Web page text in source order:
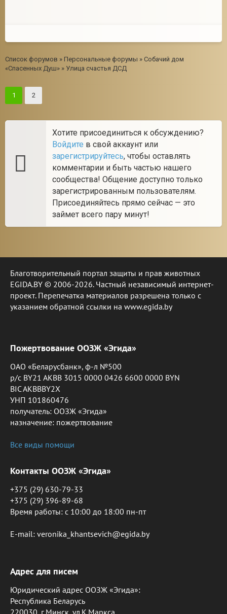
Список форумов » Персональные форумы » Собачий дом
«Спасенных Душ» » Улица счастья ДСД
1 2
Хотите присоединиться к обсуждению?
Войдите в свой аккаунт или
зарегистрируйтесь, чтобы оставлять
комментарии и быть частью нашего
сообщества! Общение доступно только
зарегистрированным пользователям.
Присоединяйтесь прямо сейчас — это
займет всего пару минут!
Благотворительный портал защиты и прав животных
EGIDA.BY © 2006-2026. Частный независимый интернет-
проект. Перепечатка материалов разрешена только с
указанием обратной ссылки на www.egida.by
Пожертвование ООЗЖ «Эгида»
ОАО «Беларусбанк», ф-л №500
р/с BY21 AKBB 3015 0000 0426 6600 0000 BYN
BIC AKBBBY2X
УНП 101860476
получатель: ООЗЖ «Эгида»
назначение: пожертвование
Все виды помощи
Контакты ООЗЖ «Эгида»
+375 (29) 630-79-33
+375 (29) 396-89-68
Время работы: c 10:00 до 18:00 пн-пт
E-mail: veronika_khantsevich@egida.by
Адрес для писем
Юридический адрес ООЗЖ «Эгида»:
Республика Беларусь
220030, г.Минск, ул.К.Маркса